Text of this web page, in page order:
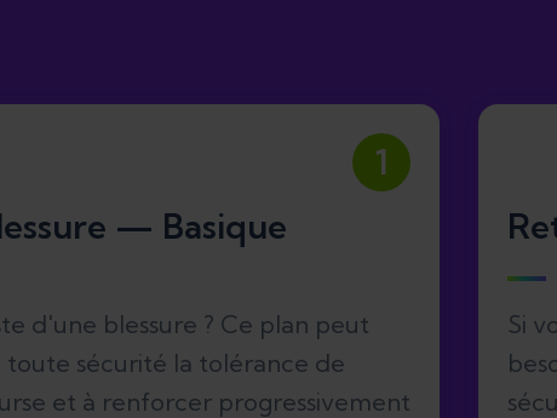
1
— Basique
d'une blessure ? Ce plan peut
toute sécurité la tolérance de
et à renforcer progressivement
Si